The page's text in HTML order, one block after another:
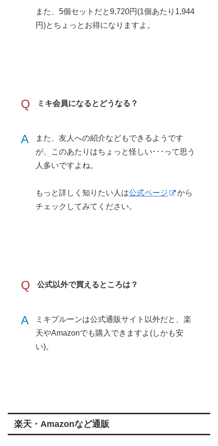
また、5個セットだと9,720円(1個あたり1,944
円)とちょっとお得になりますよ。
Q ミキ会員になるとどうなる？
A
また、友人への紹介などもできるようです
が、このあたりはちょっと怪しい･･･って思う
人多いですよね。
もっと詳しく知りたい人は公式ページ
から
チェックしてみてください。
Q 公式以外で買えるところは？
A
ミキプルーンは公式通販サイト以外だと、楽
天やAmazonでも購入できますよ(しかも安
い)。
楽天・Amazonなど通販